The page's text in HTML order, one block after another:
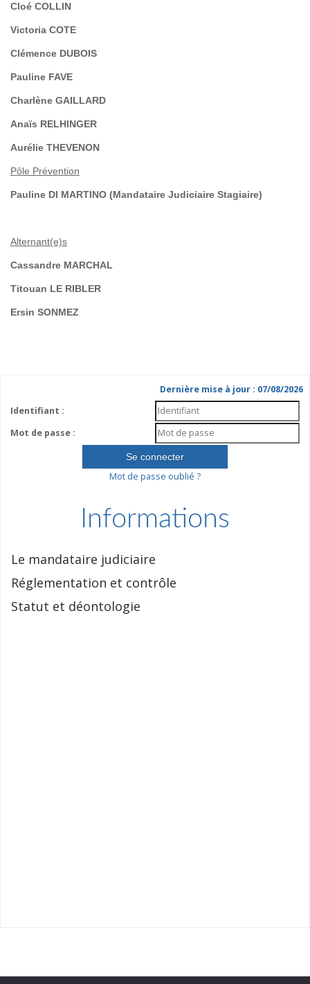
Cloé COLLIN
Victoria COTE
Clémence DUBOIS
Pauline FAVE
Charlène GAILLARD
Anaïs RELHINGER
Aurélie THEVENON
Pôle Prévention
Pauline DI MARTINO (Mandataire Judiciaire Stagiaire)
Alternant(e)s
Cassandre MARCHAL
Titouan LE RIBLER
Ersin SONMEZ
Dernière mise à jour : 07/08/2026
Identifiant :
Mot de passe :
Mot de passe oublié ?
Informations
Le mandataire judiciaire
Réglementation et contrôle
Statut et déontologie